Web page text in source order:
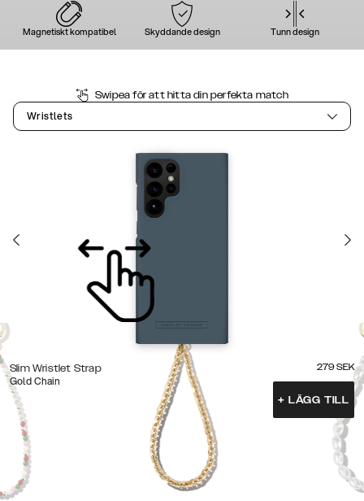
Magnetiskt kompatibel Skyddande design Tunn design
Swipea för att hitta din perfekta match
Wristlets
Slim Wristlet Strap
Gold Chain
279 SEK
+ LÄGG TILL